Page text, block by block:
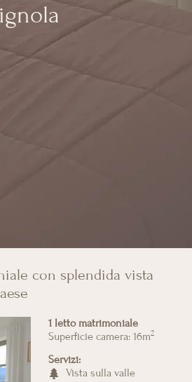
con splendida vista
1 letto matrimoniale
Superficie camera: 16m2
Servizi:
Vista sulla valle